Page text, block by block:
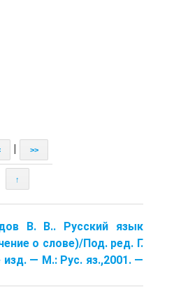
>>
↑
В. В.. Русский язык
о слове)/Под. ред. Г.
— М.: Рус. яз.,2001. —